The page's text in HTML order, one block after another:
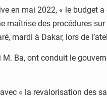
en mai 2022, « le budget
maîtrise des procédures
mardi à Dakar, lors de
Ba, ont conduit le
« la revalorisation des